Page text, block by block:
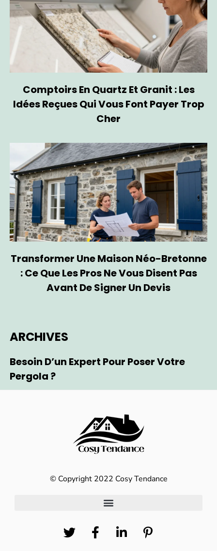
Comptoirs En Quartz Et Granit : Les
Idées Reçues Qui Vous Font Payer Trop
Cher
Transformer Une Maison Néo-Bretonne
: Ce Que Les Pros Ne Vous Disent Pas
Avant De Signer Un Devis
ARCHIVES
Besoin D’un Expert Pour Poser Votre
Pergola ?
© Copyright 2022 Cosy Tendance